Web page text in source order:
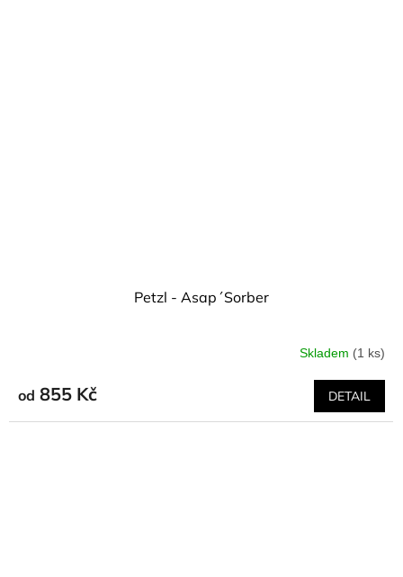
Petzl - Asap´Sorber
Skladem (1 ks)
od 855 Kč DETAIL